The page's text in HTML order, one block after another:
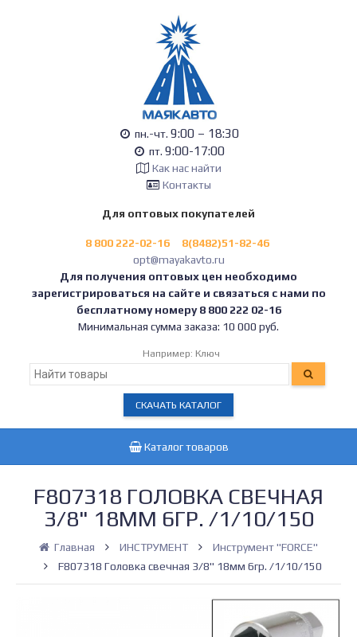
пн.-чт. 9:00 – 18:30
пт. 9:00-17:00
Как нас найти
Контакты
Для оптовых покупателей
8 800 222-02-16
8(8482)51-82-46
opt@mayakavto.ru
Для получения оптовых цен необходимо
зарегистрироваться на сайте и связаться с нами по
бесплатному номеру 8 800 222 02-16
Минимальная сумма заказа: 10 000 руб.
Например: Ключ
СКАЧАТЬ КАТАЛОГ
Каталог товаров
F807318 ГОЛОВКА СВЕЧНАЯ
3/8" 18ММ 6ГР. /1/10/150
Главная ИНСТРУМЕНТ
Инструмент "FORCE"
F807318 Головка свечная 3/8" 18мм 6гр. /1/10/150